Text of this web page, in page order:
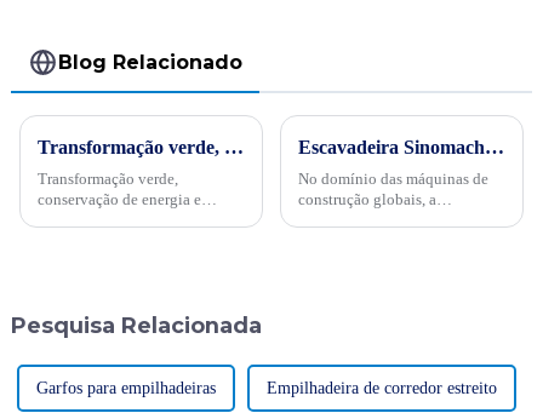
Blog Relacionado
Transformação verde, conservação de energia e trabalho árduoPor ocasião da “34ª Semana Publicitária de Conservação de Energia” nacional de 2024, no dia 15 de maio, empresas internacionais realizaram projetos de energia
Transformação verde,
conservação de energia e
Escavadeira Sinomach atinge um marco de 14.522,3 horas de operação！
No domínio das máquinas de
construção globais, a
Pesquisa Relacionada
Garfos para empilhadeiras Empilhadeira de corredor estreito